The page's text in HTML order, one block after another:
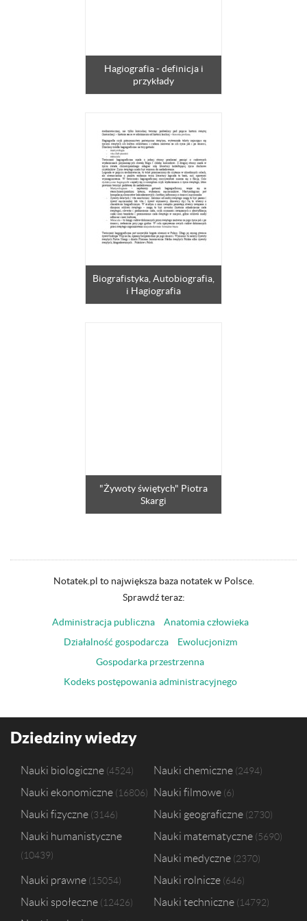
Hagiografia - definicja i
przykłady
Biografistyka, Autobiografia,
i Hagiografia
"Żywoty świętych" Piotra
Skargi
Notatek.pl to największa baza notatek w Polsce.
Sprawdź teraz:
Administracja publiczna
Anatomia człowieka
Działalność gospodarcza
Ewolucjonizm
Gospodarka przestrzenna
Kodeks postępowania administracyjnego
Dziedziny wiedzy
Nauki biologiczne 4524 Nauki chemiczne 2494
Nauki ekonomiczne 16806 Nauki filmowe 6
Nauki fizyczne 3146 Nauki geograficzne 2730
Nauki humanistyczne
10439
Nauki matematyczne 5690
Nauki medyczne 2370
Nauki prawne 15054 Nauki rolnicze 646
Nauki społeczne 12426 Nauki techniczne 14792